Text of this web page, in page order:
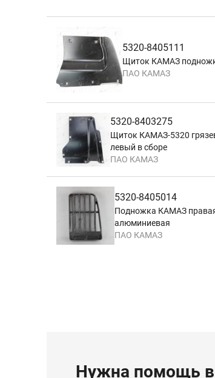
5320-8405111
Щиток КАМАЗ
ПАО КАМАЗ
5320-8403275
Щиток КАМАЗ-5320
левый в сборе
ПАО КАМАЗ
5320-8405014
Подножка КАМАЗ
алюминиевая
ПАО КАМАЗ
Нужна помощь в